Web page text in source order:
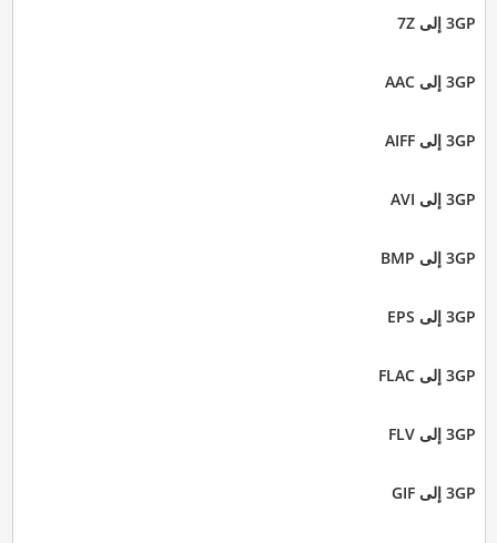
3GP إلى 7Z
3GP إلى AAC
3GP إلى AIFF
3GP إلى AVI
3GP إلى BMP
3GP إلى EPS
3GP إلى FLAC
3GP إلى FLV
3GP إلى GIF